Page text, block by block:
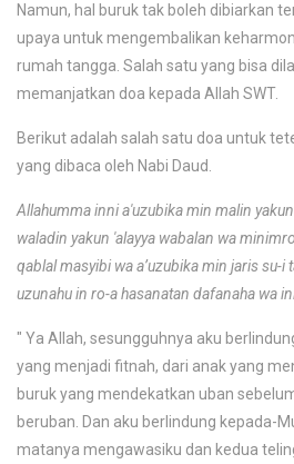
Namun, hal buruk tak boleh dibiarkan
upaya untuk mengembalikan
rumah tangga. Salah satu yang bisa
memanjatkan doa kepada Allah SWT.
Berikut adalah salah satu doa untuk
yang dibaca oleh Nabi Daud.
Allahumma inni a'uzubika min malin
waladin yakun 'alayya wabalan wa
qablal masyibi wa a’uzubika min jaris su-i
uzunahu in ro-a hasanatan dafanaha wa
" Ya Allah, sesungguhnya aku
yang menjadi fitnah, dari anak yang
buruk yang mendekatkan uban
beruban. Dan aku berlindung kepada-
matanya mengawasiku dan kedua